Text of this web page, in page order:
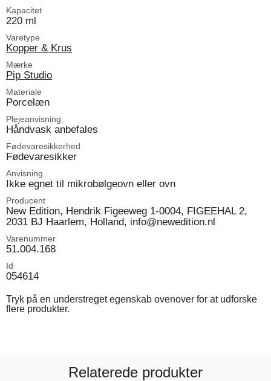
Kapacitet
220 ml
Varetype
Kopper & Krus
Mærke
Pip Studio
Materiale
Porcelæn
Plejeanvisning
Håndvask anbefales
Fødevaresikkerhed
Fødevaresikker
Anvisning
Ikke egnet til mikrobølgeovn eller ovn
Producent
New Edition, Hendrik Figeeweg 1-0004, FIGEEHAL 2,
2031 BJ Haarlem, Holland, info@newedition.nl
Varenummer
51.004.168
Id
054614
Tryk på en understreget egenskab ovenover for at udforske
flere produkter.
Relaterede produkter